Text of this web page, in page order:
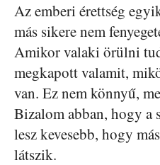
Az emberi érettség
más sikere nem
Amikor valaki örülni
megkapott valamit,
van. Ez nem könnyű,
Bizalom abban, hogy a
lesz kevesebb, hogy
látszik.